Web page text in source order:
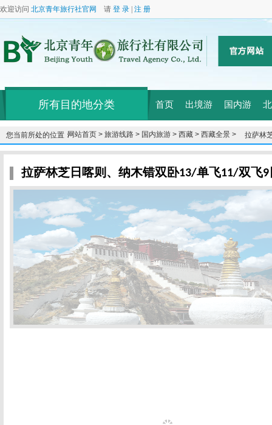
欢迎访问 北京青年旅行社官网 请 登 录 注 册
所有目的地分类 首页 出境游 国内游
您当前所处的位置：网站首页 > 旅游线路 > 国内旅游 > 西藏 > 西藏全景 > 拉萨林
拉萨林芝日喀则、纳木错双卧13/单飞11/双飞